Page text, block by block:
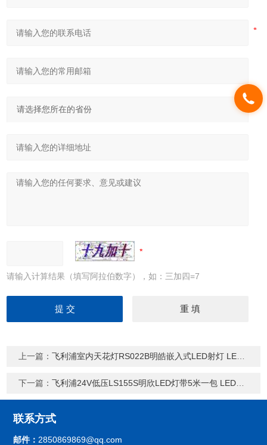
请输入计算结果（填写阿拉伯数字），如：三加四=7
上一篇：飞利浦室内天花灯RS022B明皓嵌入式LED射灯 LED室内照明
下一篇：飞利浦24V低压LS155S明欣LED灯带5米一包 LED室内照明
联系方式
邮件： 2850869869@qq.com